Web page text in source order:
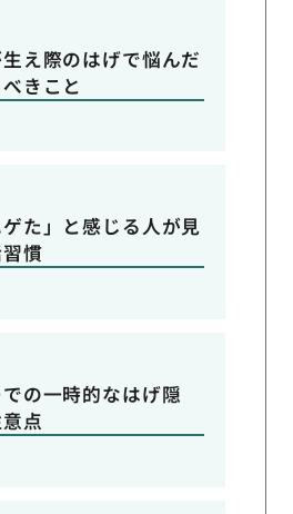
え際のはげで悩んだ
きこと
ゲた」と感じる人が見
慣
の一時的なはげ隠
点